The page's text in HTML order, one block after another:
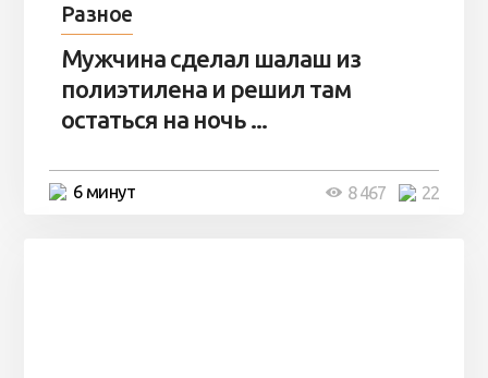
Разное
Мужчина сделал шалаш из
полиэтилена и решил там
остаться на ночь ...
6 минут 22
8 467